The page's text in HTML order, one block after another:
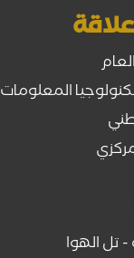
المعلومات
تل الهوا